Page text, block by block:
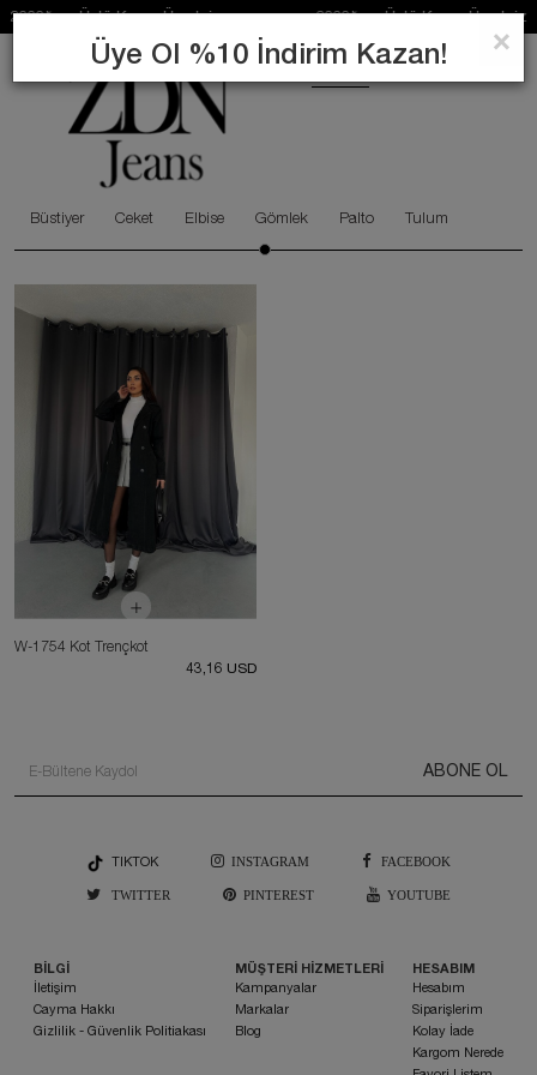
Üstü Kargo Ücretsiz 2000₺ ve Üstü Kargo
Büstiyer Ceket Elbise Gömlek Palto Tulum
W-1754 Kot Trençkot
43,16 USD
ABONE OL
TIKTOK INSTAGRAM FACEBOOK
TWITTER PINTEREST YOUTUBE
BİLGİ
İletişim
Cayma Hakkı
Gizlilik - Güvenlik Politiakası
MÜŞTERİ HİZMETLERİ
Kampanyalar
Markalar
Blog
HESABIM
Hesabım
Siparişlerim
Kolay İade
Kargom Nerede
×
Üye Ol %10 İndirim Kazan!